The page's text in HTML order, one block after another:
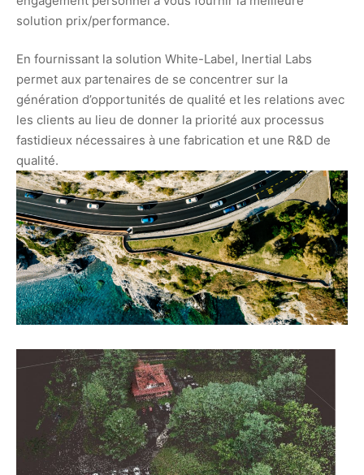
solution prix/performance.
En fournissant la solution White-Label, Inertial Labs
permet aux partenaires de se concentrer sur la
génération d’opportunités de qualité et les relations avec
les clients au lieu de donner la priorité aux processus
fastidieux nécessaires à une fabrication et une R&D de
qualité.